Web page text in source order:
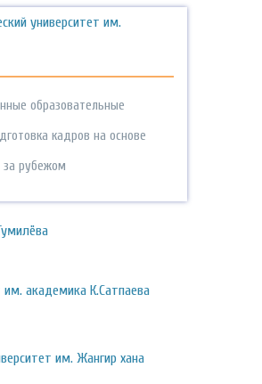
университет им.
образовательные
кадров на основе
за рубежом
им. академика К.Сатпаева
им. Жангир хана